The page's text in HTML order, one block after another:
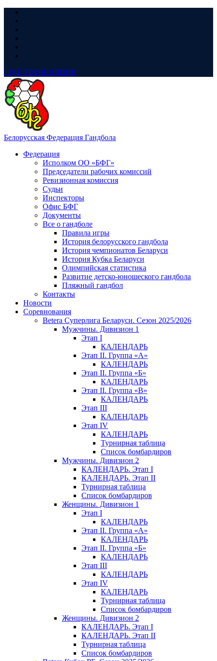
LIVE ТРАНСЛЯЦИЯ
Белорусская Федерация Гандбола
Федерация
Исполком ОО «БФГ»
Председатели рабочих комиссий
Ревизионная комиссия
Судьи
Инспекторы
Офис БФГ
Документы
Все о гандболе
Правила игры
История белорусского гандбола
История чемпионатов Беларуси
История Кубка Беларуси
Олимпийская статистика
Развитие детско-юношеского гандбола
Пляжный гандбол
Контакты
Новости
Соревнования
Betera Суперлига Беларуси. Сезон 2025/2026
Мужчины. Дивизион 1
Этап I
КАЛЕНДАРЬ
Этап II. Группа «А»
КАЛЕНДАРЬ
Этап II. Группа «Б»
КАЛЕНДАРЬ
Этап II. Группа «В»
КАЛЕНДАРЬ
Этап III
КАЛЕНДАРЬ
Этап IV
КАЛЕНДАРЬ
Турнирная таблица
Список бомбардиров
Мужчины. Дивизион 2
КАЛЕНДАРЬ. Этап I
КАЛЕНДАРЬ. Этап II
Турнирная таблица
Список бомбардиров
Женщины. Дивизион 1
Этап I
КАЛЕНДАРЬ
Этап II. Группа «А»
КАЛЕНДАРЬ
Этап II. Группа «Б»
КАЛЕНДАРЬ
Этап III
КАЛЕНДАРЬ
Этап IV
КАЛЕНДАРЬ
Турнирная таблица
Список бомбардиров
Женщины. Дивизион 2
КАЛЕНДАРЬ. Этап I
КАЛЕНДАРЬ. Этап II
Турнирная таблица
Список бомбардиров